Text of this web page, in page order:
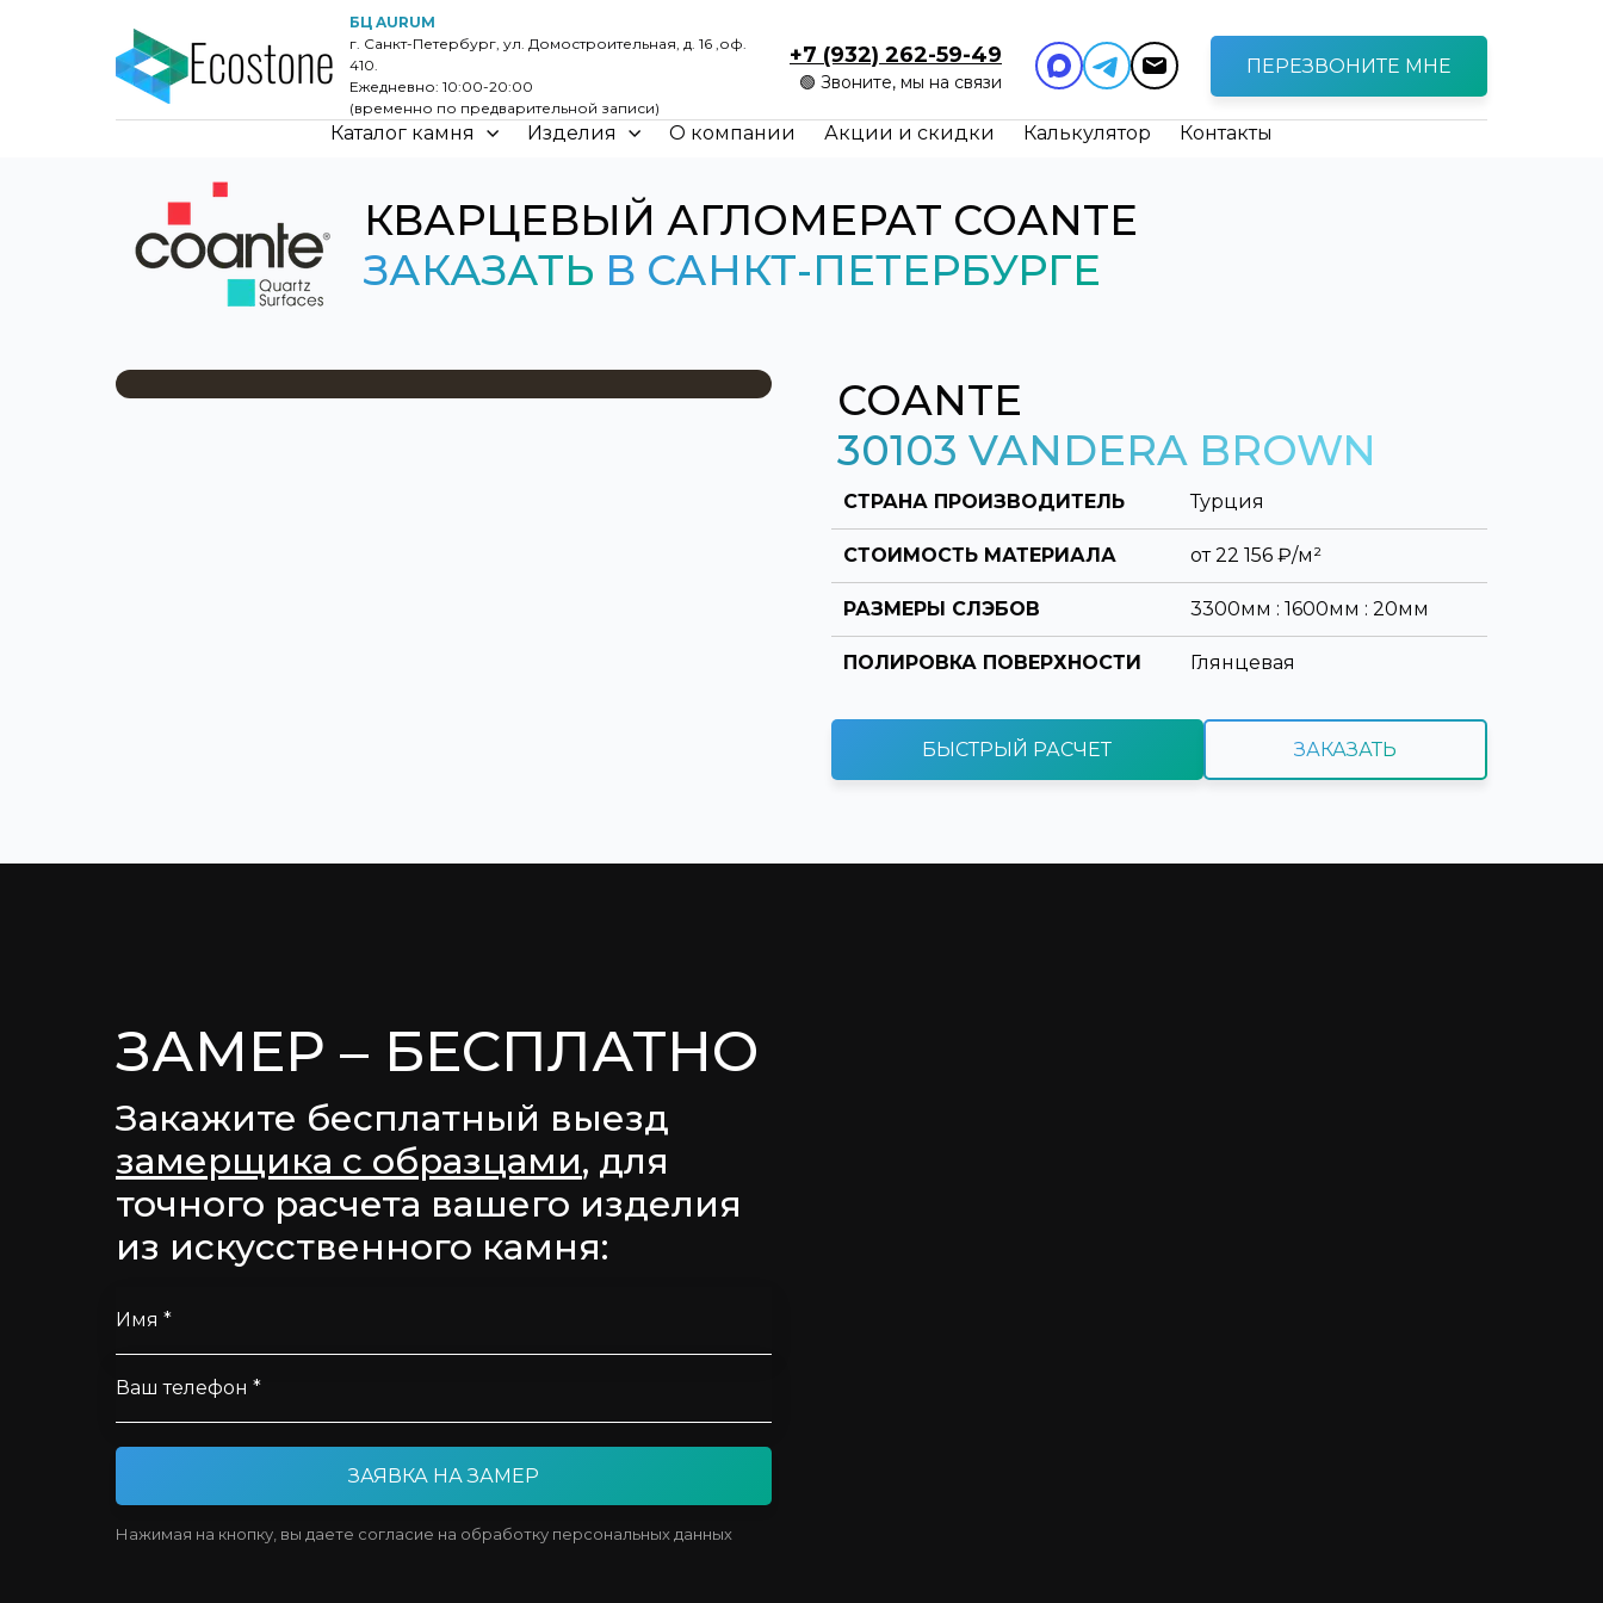
БЦ AURUM
г. Санкт-Петербург, ул. Домостроительная, д. 16 ,оф.
410.
Ежедневно: 10:00-20:00
(временно по предварительной записи)
+7 (932) 262-59-49
🟢 Звоните, мы на связи
ПЕРЕЗВОНИТЕ МНЕ
Каталог камня Изделия О компании Акции и скидки Калькулятор Контакты
КВАРЦЕВЫЙ АГЛОМЕРАТ COANTE
ЗАКАЗАТЬ В САНКТ-ПЕТЕРБУРГЕ
COANTE
30103 VANDERA BROWN
СТРАНА ПРОИЗВОДИТЕЛЬ Турция
СТОИМОСТЬ МАТЕРИАЛА от22 156 ₽/м²
РАЗМЕРЫ СЛЭБОВ 3300мм : 1600мм : 20мм
ПОЛИРОВКА ПОВЕРХНОСТИ Глянцевая
БЫСТРЫЙ РАСЧЕТ ЗАКАЗАТЬ
ЗАМЕР – БЕСПЛАТНО
Закажите бесплатный выезд
замерщика с образцами, для
точного расчета вашего изделия
из искусственного камня:
Имя *
Ваш телефон *
ЗАЯВКА НА ЗАМЕР
Нажимая на кнопку, вы даете согласие на обработку персональных данных